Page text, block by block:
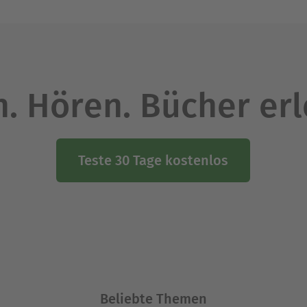
Hören. Bücher
Teste 30 Tage kostenlos
Beliebte Themen